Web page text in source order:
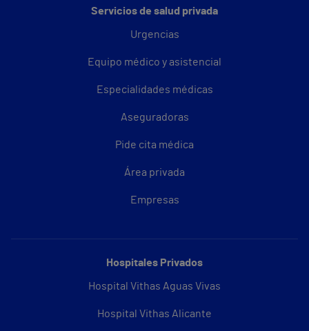
Servicios de salud privada
Urgencias
Equipo médico y asistencial
Especialidades médicas
Aseguradoras
Pide cita médica
Área privada
Empresas
Hospitales Privados
Hospital Vithas Aguas Vivas
Hospital Vithas Alicante